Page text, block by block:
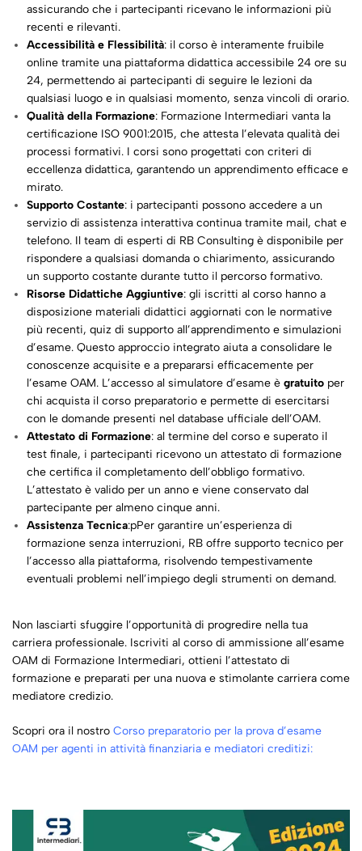
assicurando che i partecipanti ricevano le informazioni più
recenti e rilevanti.
Accessibilità e Flessibilità: il corso è interamente fruibile
online tramite una piattaforma didattica accessibile 24 ore su
24, permettendo ai partecipanti di seguire le lezioni da
qualsiasi luogo e in qualsiasi momento, senza vincoli di orario.
Qualità della Formazione: Formazione Intermediari vanta la
certificazione ISO 9001:2015, che attesta l’elevata qualità dei
processi formativi. I corsi sono progettati con criteri di
eccellenza didattica, garantendo un apprendimento efficace e
mirato.
Supporto Costante: i partecipanti possono accedere a un
servizio di assistenza interattiva continua tramite mail, chat e
telefono. Il team di esperti di RB Consulting è disponibile per
rispondere a qualsiasi domanda o chiarimento, assicurando
un supporto costante durante tutto il percorso formativo.
Risorse Didattiche Aggiuntive: gli iscritti al corso hanno a
disposizione materiali didattici aggiornati con le normative
più recenti, quiz di supporto all’apprendimento e simulazioni
d’esame. Questo approccio integrato aiuta a consolidare le
conoscenze acquisite e a prepararsi efficacemente per
l’esame OAM. L’accesso al simulatore d’esame ègratuito per
chi acquista il corso preparatorio e permette di esercitarsi
con le domande presenti nel database ufficiale dell’OAM.
Attestato di Formazione: al termine del corso e superato il
test finale, i partecipanti ricevono un attestato di formazione
che certifica il completamento dell’obbligo formativo.
L’attestato è valido per un anno e viene conservato dal
partecipante per almeno cinque anni.
Assistenza Tecnica:pPer garantire un’esperienza di
formazione senza interruzioni, RB offre supporto tecnico per
l’accesso alla piattaforma, risolvendo tempestivamente
eventuali problemi nell’impiego degli strumenti on demand.
Non lasciarti sfuggire l’opportunità di progredire nella tua
carriera professionale. Iscriviti al corso di ammissione all’esame
OAM di Formazione Intermediari, ottieni l’attestato di
formazione e preparati per una nuova e stimolante carriera come
mediatore credizio.
Scopri ora il nostro Corso preparatorio per la prova d’esame
OAM per agenti in attività finanziaria e mediatori creditizi: